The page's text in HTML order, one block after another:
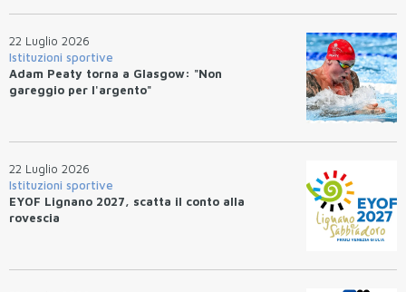
22 Luglio 2026
Istituzioni sportive
Adam Peaty torna a Glasgow: "Non
gareggio per l'argento"
22 Luglio 2026
Istituzioni sportive
EYOF Lignano 2027, scatta il conto alla
rovescia